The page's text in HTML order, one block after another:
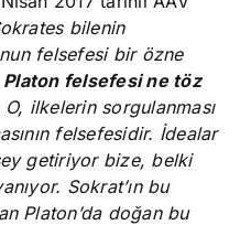
bilenin
felsefesi bir özne
Platon felsefesi ne töz
O, ilkelerin sorgulanması
felsefesidir. İdealar
getiriyor bize, belki
Sokrat’ın bu
Platon’da doğan bu